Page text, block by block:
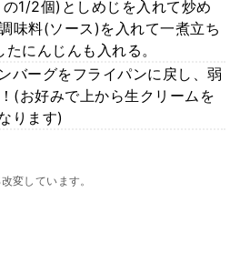
1/2個)としめじを入れて炒め
味料(ソース)を入れて一煮立ち
にんじんも入れる。
バーグをフライパンに戻し、弱
(お好みで上から生クリームを
ります)
変しています。